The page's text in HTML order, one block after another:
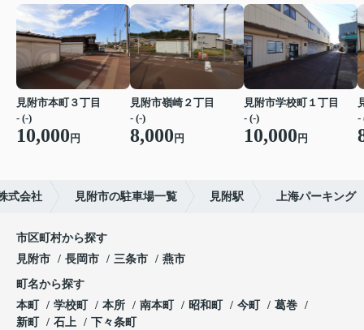
見附市本町３丁目
- (-)
10,000 円
見附市嶺崎２丁目
- (-)
8,000 円
見附市学校町１丁目
- (-)
10,000 円
-
式会社 見附市の駐車場一覧 見附駅 上海パーキング
市区町村から探す
見附市
長岡市 三条市 燕市
町名から探す
本町
学校町 本所 南本町 昭和町 今町
葛巻
新町
石上 下々条町